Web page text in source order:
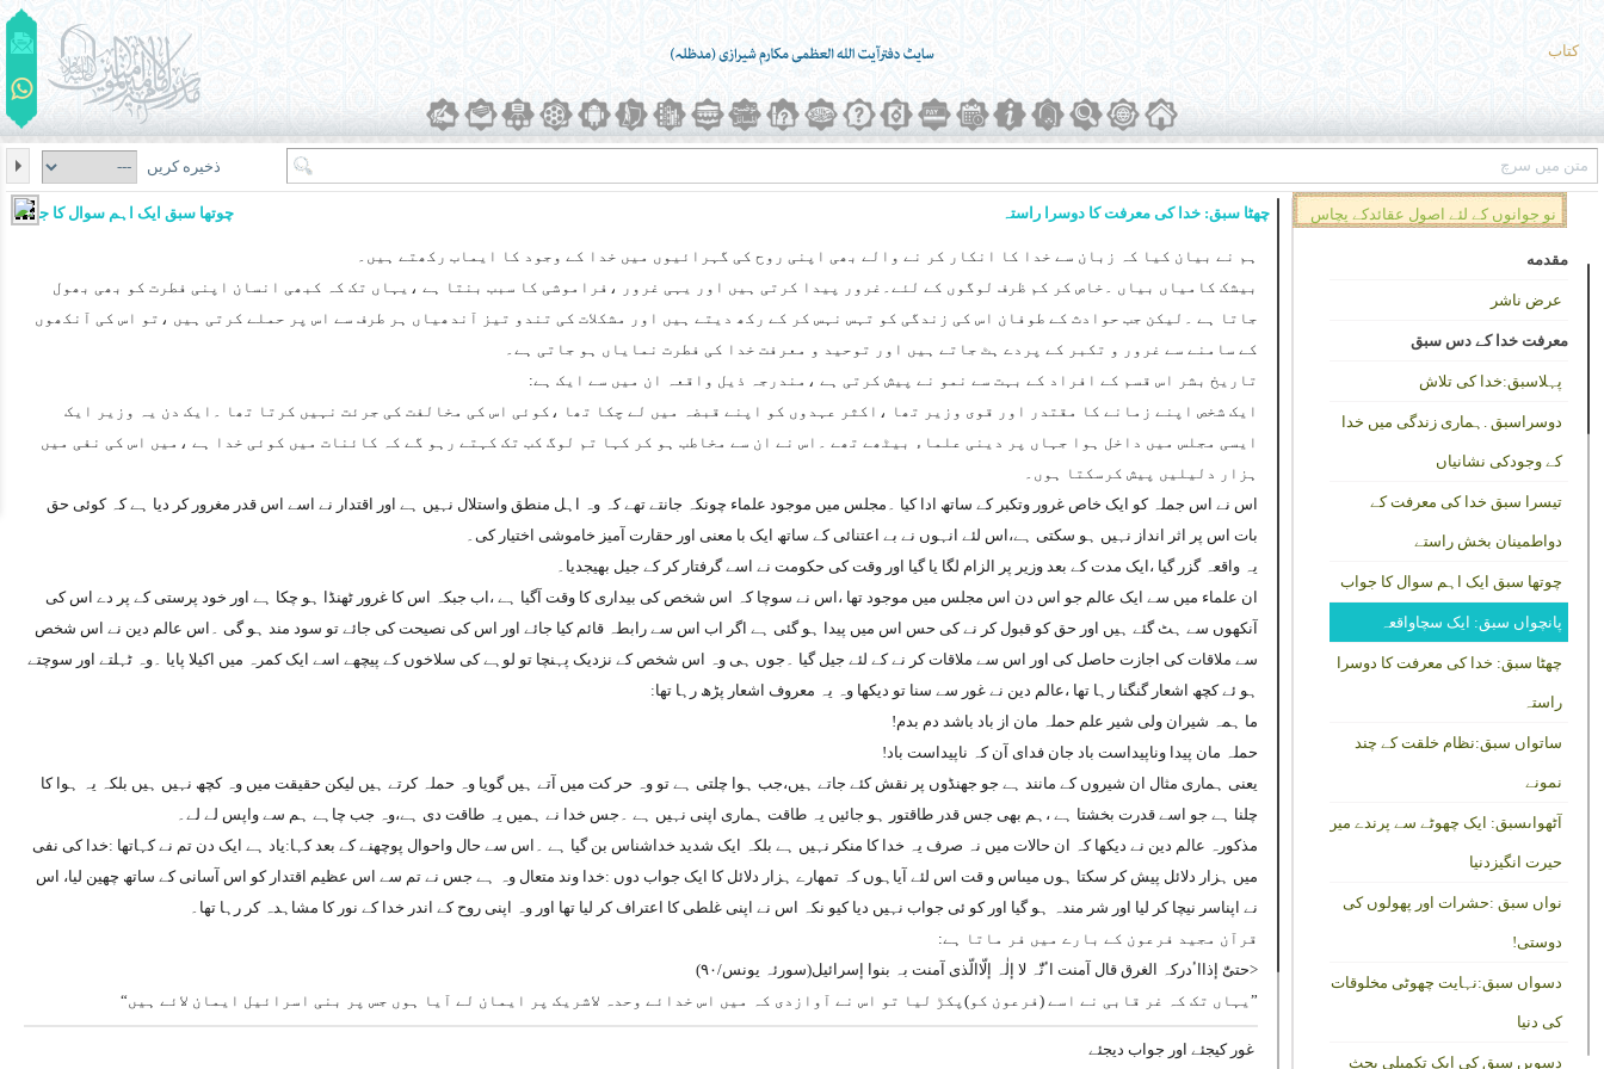
کتاب
ذخیره کریں
نو جوانوں کے لئے اصول عقائدکے پچاس
سبق
مقدمه
عرض ناشر
معرفت خدا کے دس سبق
پہلاسبق:خدا کی تلاش
دوسراسبق .ہماری زندگی میں خدا
کے وجودکی نشانیاں
تیسرا سبق خدا کی معرفت کے
دواطمینان بخش راستے
چوتھا سبق ایک اہم سوال کا جواب
پانچواں سبق: ایک سچاواقعہ
چھٹا سبق: خدا کی معرفت کا دوسرا
راستہ
ساتواں سبق:نظام خلقت کے چند
نمونے
آٹھواںسبق: ایک چھوٹے سے پرندے میں
حیرت انگیزدنیا
نواں سبق :حشرات اور پھولوں کی
دوستی!
دسواں سبق:نہایت چھوٹی مخلوقات
کی دنیا
دسویں سبق کی ایک تکمیلی بحث
چھٹا سبق: خدا کی معرفت کا دوسرا راستہ چوتھا سبق ایک اہم سوال کا جواب
ہم نے بیان کیا کہ زبان سے خدا کا انکار کر نے والے بھی اپنی روح کی گہرائیوں میں خدا کے وجود کا ایماب رکھتے ہیں۔
بیشک کامیاں بیاں ۔خاص کر کم ظرف لوگوں کے لئے۔غرور پیدا کرتی ہیں اور یہی غرور ،فراموشی کا سبب بنتا ہے ،یہاں تک کہ کبھی انسان اپنی فطرت کو بھی بھول
جاتا ہے ۔لیکن جب حوادث کے طوفان اس کی زندگی کو تہس نہس کر کے رکھ دیتے ہیں اور مشکلات کی تندو تیز آندھیاں ہر طرف سے اس پر حملے کرتی ہیں ،تو اس کی آنکھوں
کے سامنے سے غرور و تکبر کے پردے ہٹ جاتے ہیں اور توحید و معرفت خدا کی فطرت نمایاں ہو جاتی ہے۔
تاریخ بشر اس قسم کے افراد کے بہت سے نمو نے پیش کرتی ہے ،مندرجہ ذیل واقعہ ان میں سے ایک ہے:
ایک شخص اپنے زمانے کا مقتدر اور قوی وزیر تھا ،اکثر عہدوں کو اپنے قبضہ میں لے چکا تھا ،کوئی اس کی مخالفت کی جرئت نہیں کرتا تھا ۔ایک دن یہ وزیر ایک
ایسی مجلس میں داخل ہوا جہاں پر دینی علماء بیٹھے تھے ۔اس نے ان سے مخاطب ہو کر کہا تم لوگ کب تک کہتے رہو گے کہ کائنات میں کوئی خدا ہے ،میں اس کی نفی میں
ہزار دلیلیں پیش کرسکتا ہوں۔
اس نے اس جملہ کو ایک خاص غرور وتکبر کے ساتھ ادا کیا ۔مجلس میں موجود علماء چونکہ جانتے تھے کہ وہ اہل منطق واستلال نہیں ہے اور اقتدار نے اسے اس قدر مغرور کر دیا ہے کہ کوئی حق
بات اس پر اثر انداز نہیں ہو سکتی ہے،اس لئے انہوں نے بے اعتنائی کے ساتھ ایک با معنی اور حقارت آمیز خاموشی اختیار کی۔
یہ واقعہ گزر گیا ،ایک مدت کے بعد وزیر پر الزام لگا یا گیا اور وقت کی حکومت نے اسے گرفتار کر کے جیل بھیجدیا۔
ان علماء میں سے ایک عالم جو اس دن اس مجلس میں موجود تھا ،اس نے سوچا کہ اس شخص کی بیداری کا وقت آگیا ہے ،اب جبکہ اس کا غرور ٹھنڈا ہو چکا ہے اور خود پرستی کے پر دے اس کی
آنکھوں سے ہٹ گئے ہیں اور حق کو قبول کر نے کی حس اس میں پیدا ہو گئی ہے اگر اب اس سے رابطہ قائم کیا جائے اور اس کی نصیحت کی جائے تو سود مند ہو گی ۔اس عالم دین نے اس شخص
سے ملاقات کی اجازت حاصل کی اور اس سے ملاقات کر نے کے لئے جیل گیا ۔جوں ہی وہ اس شخص کے نزدیک پہنچا تو لوہے کی سلاخوں کے پیچھے اسے ایک کمرہ میں اکیلا پایا ۔وہ ٹہلتے اور سوچتے
ہو ئے کچھ اشعار گنگنا رہا تھا ،عالم دین نے غور سے سنا تو دیکھا وہ یہ معروف اشعار پڑھ رہا تھا:
ما ہمہ شیران ولی شیر علم حملہ مان از باد باشد دم بدم!
حملہ مان پیدا وناپیداست باد جان فدای آن کہ ناپیداست باد!
یعنی ہماری مثال ان شیروں کے مانند ہے جو جھنڈوں پر نقش کئے جاتے ہیں،جب ہوا چلتی ہے تو وہ حر کت میں آتے ہیں گویا وہ حملہ کرتے ہیں لیکن حقیقت میں وہ کچھ نہیں ہیں بلکہ یہ ہوا کا
چلنا ہے جو اسے قدرت بخشتا ہے ،ہم بھی جس قدر طاقتور ہو جائیں یہ طاقت ہماری اپنی نہیں ہے ۔جس خدا نے ہمیں یہ طاقت دی ہے،وہ جب چاہے ہم سے واپس لے لے۔
مذکورہ عالم دین نے دیکھا کہ ان حالات میں نہ صرف یہ خدا کا منکر نہیں ہے بلکہ ایک شدید خداشناس بن گیا ہے ۔اس سے حال واحوال پوچھنے کے بعد کہا:یاد ہے ایک دن تم نے کہاتھا :خدا کی نفی
میں ہزار دلائل پیش کر سکتا ہوں میںاس و قت اس لئے آیاہوں کہ تمھارے ہزار دلائل کا ایک جواب دوں :خدا وند متعال وہ ہے جس نے تم سے اس عظیم اقتدار کو اس آسانی کے ساتھ چھین لیا، اس
نے اپناسر نیچا کر لیا اور شر مندہ ہو گیا اور کو ئی جواب نہیں دیا کیو نکہ اس نے اپنی غلطی کا اعتراف کر لیا تھا اور وہ اپنی روح کے اندر خدا کے نور کا مشاہدہ کر رہا تھا۔
قرآن مجید فرعون کے بارے میں فر ماتا ہے:
<حتیّٰ إذااٴدرکہ الغرق قال آمنت اٴنّٰہ لا إلٰہ إلّاالّذی آمنت بہ بنوا إسرائیل(سورئہ یونس/۹۰)
”یہاں تک کہ غر قابی نے اسے (فرعون کو)پکڑ لیا تو اس نے آوازدی کہ میں اس خدائے وحدہ لاشریک پر ایمان لے آیا ہوں جس پر بنی اسرائیل ایمان لائے ہیں“
غور کیجئے اور جواب دیجئے